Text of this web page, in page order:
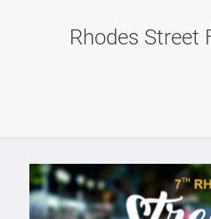
Rhodes Street